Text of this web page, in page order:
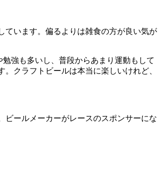
ています。偏るよりは雑食の方が良い気が
強も多いし、普段からあまり運動もして
クラフトビールは本当に楽しいけれど、
ビールメーカーがレースのスポンサーにな